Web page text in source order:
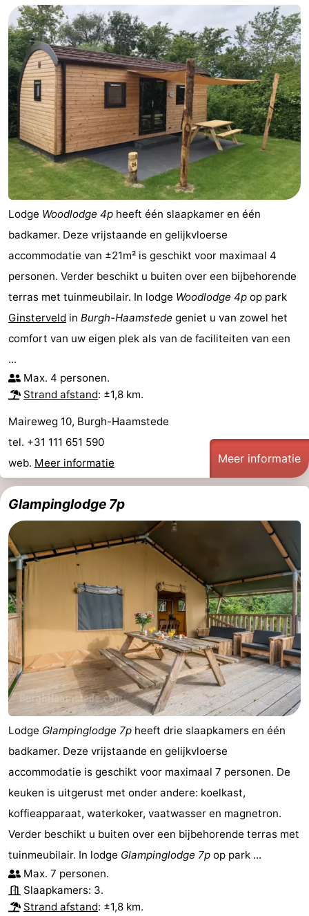
Schouwen-
Duiveland
-
Brouwershaven
-
Bruinisse
-
Zierikzee
-
Natuur
Oosterschelde
-
Burgh
-
Kop
Schouwen
-
Natuur
-
Natuur
Mantelingen
-
Domburg
Zoutelande
-
Middelburg
Weer
Contact
Lodge Woodlodge 4p heeft één slaapkamer en één
badkamer. Deze vrijstaande en gelijkvloerse
accommodatie van ±21m² is geschikt voor maximaal 4
personen. Verder beschikt u buiten over een bijbehorende
terras met tuinmeubilair. In lodge Woodlodge 4p op park
Ginsterveld in Burgh-Haamstede geniet u van zowel het
comfort van uw eigen plek als van de faciliteiten van een
...
Max. 4 personen.
Strand afstand: ±1,8 km.
Maireweg 10, Burgh-Haamstede
tel. +31 111 651 590
web. Meer informatie Meer informatie
Glampinglodge 7p
Lodge Glampinglodge 7p heeft drie slaapkamers en één
badkamer. Deze vrijstaande en gelijkvloerse
accommodatie is geschikt voor maximaal 7 personen. De
keuken is uitgerust met onder andere: koelkast,
koffieapparaat, waterkoker, vaatwasser en magnetron.
Verder beschikt u buiten over een bijbehorende terras met
tuinmeubilair. In lodge Glampinglodge 7p op park ...
Max. 7 personen.
Slaapkamers: 3.
Strand afstand: ±1,8 km.